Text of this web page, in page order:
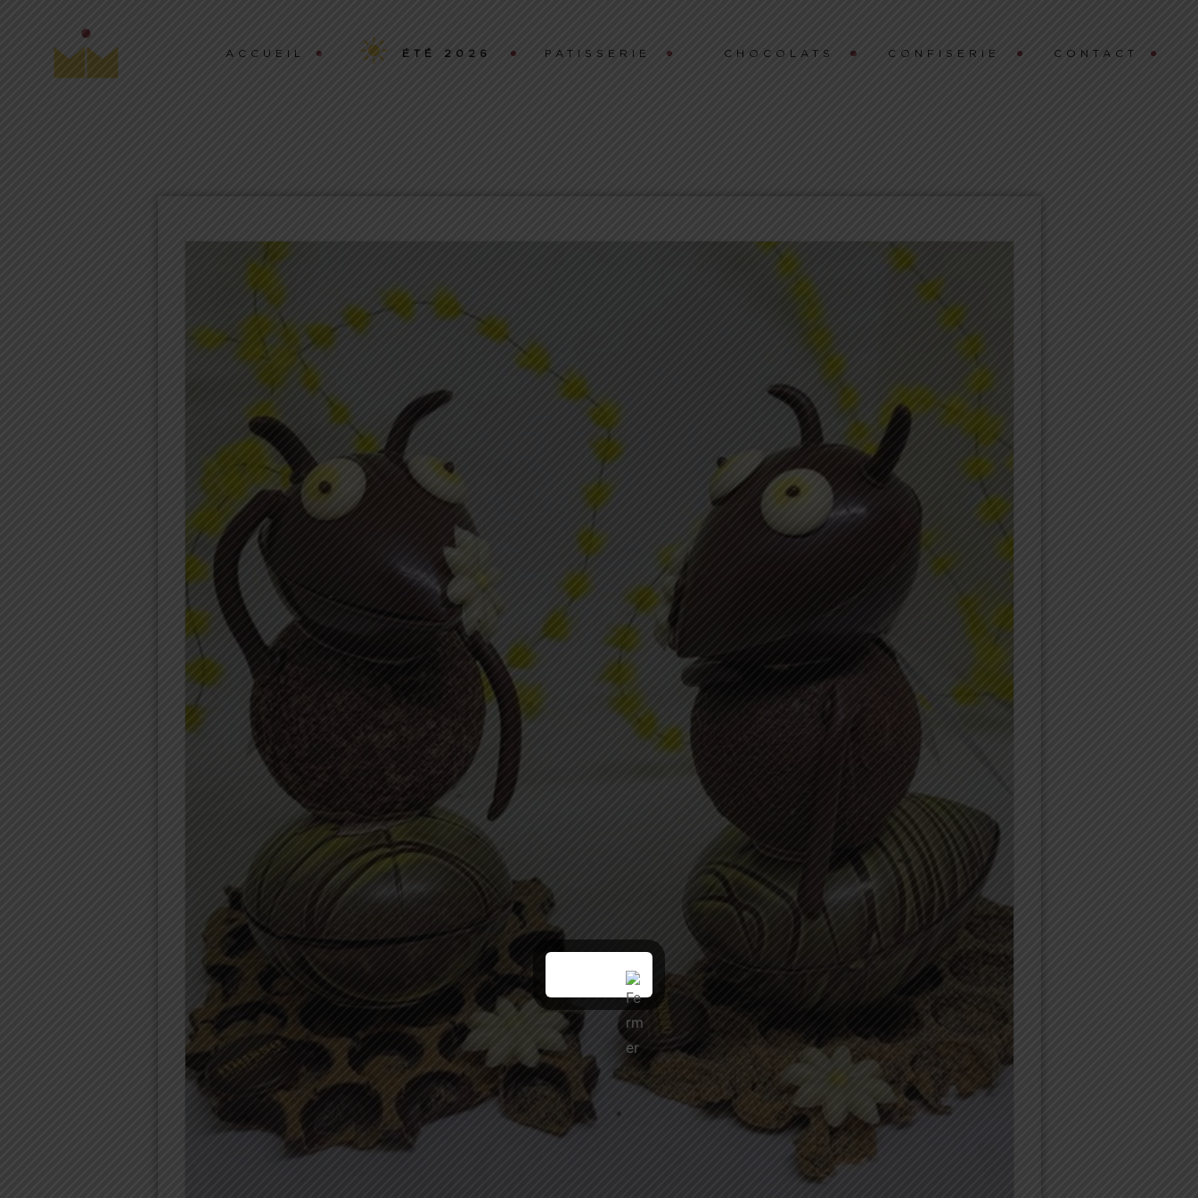
ACCUEIL ÉTÉ 2026 PATISSERIE CHOCOLATS CONFISERIE CONTACT